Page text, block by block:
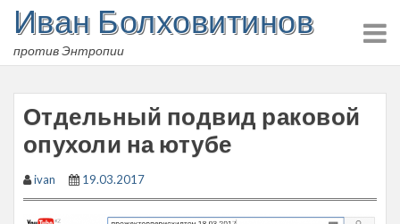
Skip
content
Иван Болховитинов
против Энтропии
Отдельный подвид раковой
опухоли на ютубе
ivan 19.03.2017